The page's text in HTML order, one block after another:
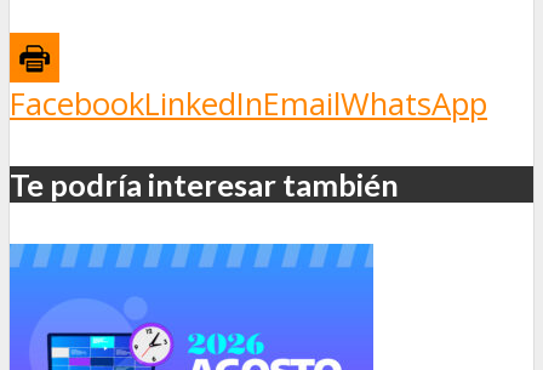
FacebookLinkedInEmailWhatsApp
Te podría interesar también